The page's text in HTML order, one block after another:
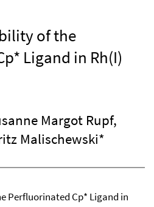
of the
Ligand in Rh(I)
Margot Rupf,
Malischewski*
Perfluorinated Cp* Ligand in